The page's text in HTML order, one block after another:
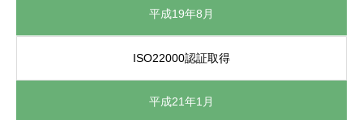
平成19年8月
ISO22000認証取得
平成21年1月